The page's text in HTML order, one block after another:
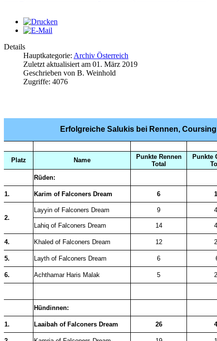
Details
Hauptkategorie: Archiv Österreich
Zuletzt aktualisiert am 01. März 2019
Geschrieben von B. Weinhold
Zugriffe: 4076
Erfolgreiche Salukis bei Rennen,
Platz Name
Punkte Rennen
Total
Punkte
Rüden:
1. Karim of Falconers Dream 6
2.
Layyin of Falconers Dream 9
Lahiq of Falconers Dream 14
4. Khaled of Falconers Dream 12
5. Layth of Falconers Dream 6
6. Achthamar Haris Malak 5
Hündinnen:
1. Laaibah of Falconers Dream 26